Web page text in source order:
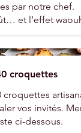
par notre chef.
et l’effet
croquettes
croquettes
vos invités.
ci-dessous.